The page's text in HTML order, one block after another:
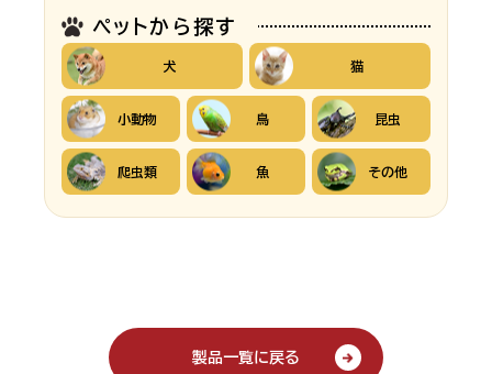
ペットから探す
犬 猫
小動物 鳥 昆虫
爬虫類 魚 その他
製品一覧に戻る